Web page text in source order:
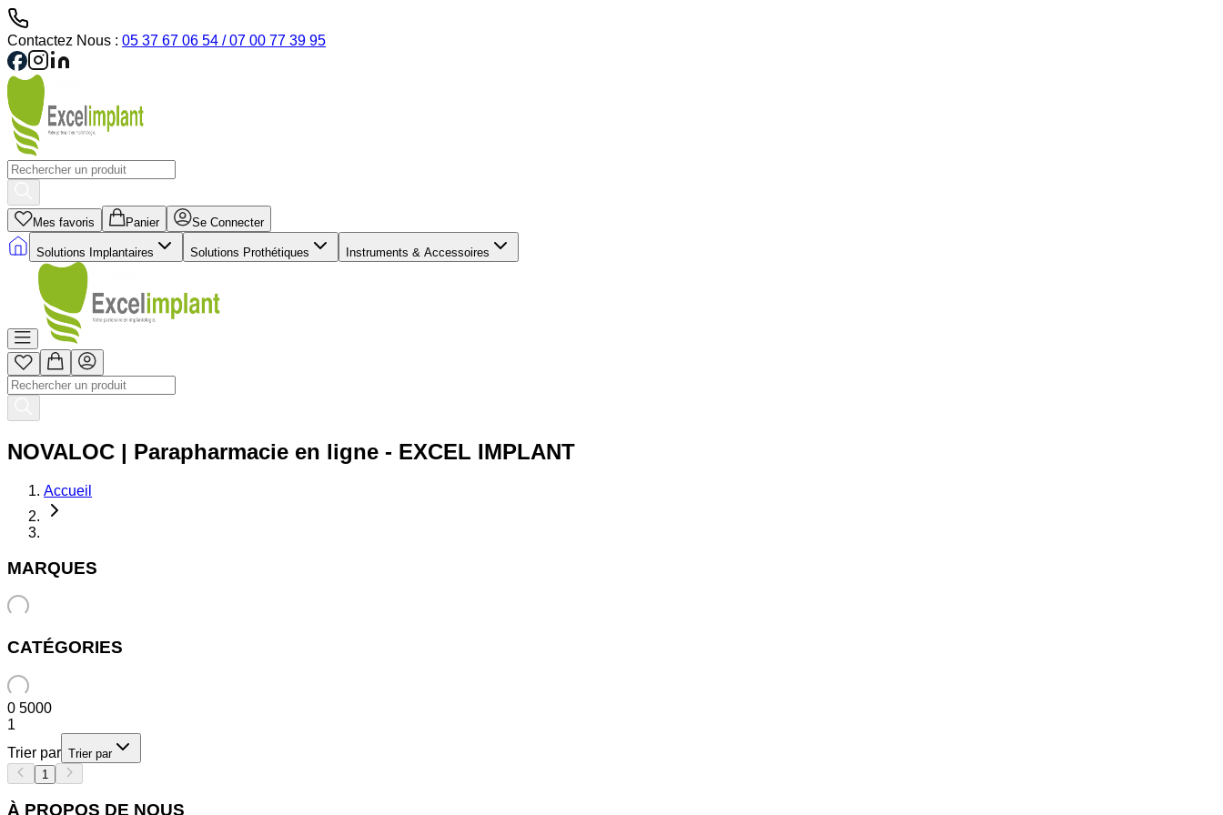
Contactez Nous : 05 37 67 06 54 / 07 00 77 39 95
Mes favoris Panier Se Connecter
Solutions Implantaires Solutions Prothétiques Instruments & Accessoires
NOVALOC | Parapharmacie en ligne - EXCEL IMPLANT
Accueil
MARQUES
CATÉGORIES
0 5000
1
Trier par Trier par
1
À PROPOS DE NOUS